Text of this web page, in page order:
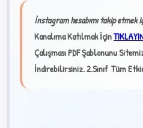
İnstagram hesabımı takip etmek
Kanalıma Katılmak İçin
Çalışması PDF Şablonunu
İndirebilirsiniz.2.Sınıf Tüm